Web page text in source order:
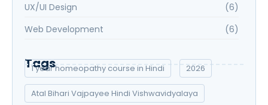
UX/UI Design
(6)
Web Development
(6)
Tags
1 year homeopathy course in Hindi 2026
Atal Bihari Vajpayee Hindi Vishwavidyalaya